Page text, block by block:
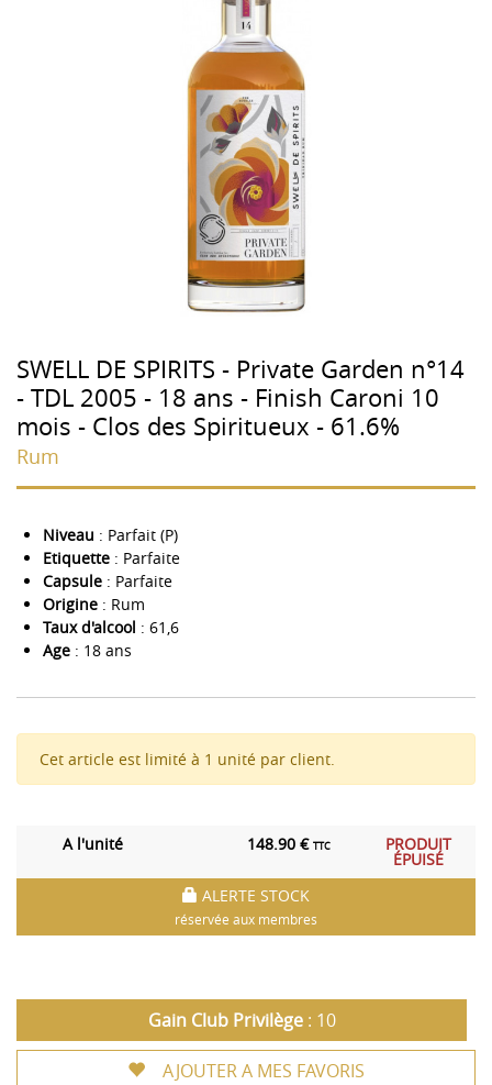
SWELL DE SPIRITS - Private Garden n°14
- TDL 2005 - 18 ans - Finish Caroni 10
mois - Clos des Spiritueux - 61.6%
Rum
Niveau : Parfait (P)
Etiquette : Parfaite
Capsule : Parfaite
Origine : Rum
Taux d'alcool : 61,6
Age : 18 ans
Cet article est limité à 1 unité par client.
A l'unité 148.90 €TTC PRODUIT
ÉPUISÉ
ALERTE STOCK
réservée aux membres
Gain Club Privilège: 10
AJOUTER A MES FAVORIS